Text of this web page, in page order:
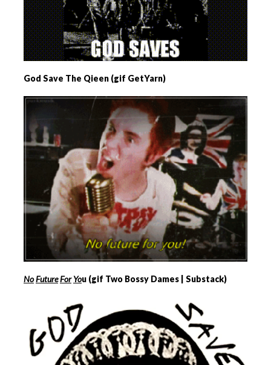
God Save The Qieen (gif GetYarn)
NoFutureForYou (gif Two Bossy Dames | Substack)